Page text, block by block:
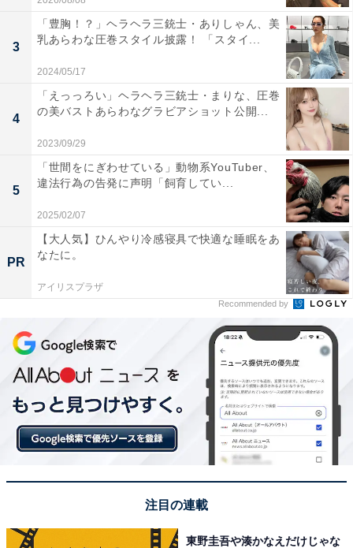
3
「豊胸！？」ヘラヘラ三銃士・ありしゃん、美
乳あらわな圧巻スタイル披露！ 「スタイ...
2024/05/17
4
「えっっろい」ヘラヘラ三銃士・まりな、圧巻
の美バストあらわなグラビアショット公開...
2023/09/29
5
「世間をにぎわせている」動物系YouTuber、
違法行為の告発に声明「飼育してい...
2025/02/07
PR
【大人気】ひんやり冷感寝具で快適な睡眠をあ
なたに。
アイリスプラザ
Recommended by
注目の連載
東野圭吾や湊かなえだけじゃな